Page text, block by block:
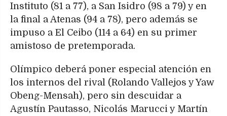
Instituto (81 a 77), a San Isidro (98 a 79) y en
la final a Atenas (94 a 78), pero además se
impuso a El Ceibo (114 a 64) en su primer
amistoso de pretemporada.
Olímpico deberá poner especial atención en
los internos del rival (Rolando Vallejos y Yaw
Obeng-Mensah), pero sin descuidar a
Agustín Pautasso, Nicolás Marucci y Martín